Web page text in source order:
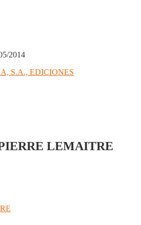
2014
S.A., EDICIONES
LEMAITRE